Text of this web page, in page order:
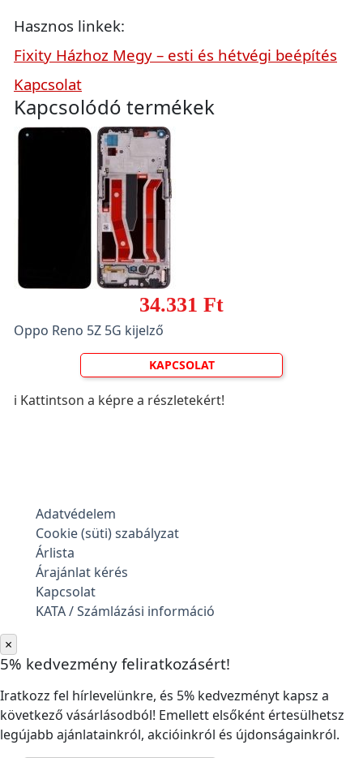
Hasznos linkek:
Fixity Házhoz Megy – esti és hétvégi beépítés
Kapcsolat
Kapcsolódó termékek
34.331 Ft
Oppo Reno 5Z 5G kijelző
KAPCSOLAT
ℹ️ Kattintson a képre a részletekért!
Adatvédelem
Cookie (süti) szabályzat
Árlista
Árajánlat kérés
Kapcsolat
KATA / Számlázási információ
×
5% kedvezmény feliratkozásért!
Iratkozz fel hírlevelünkre, és 5% kedvezményt kapsz a
következő vásárlásodból! Emellett elsőként értesülhetsz
legújabb ajánlatainkról, akcióinkról és újdonságainkról.